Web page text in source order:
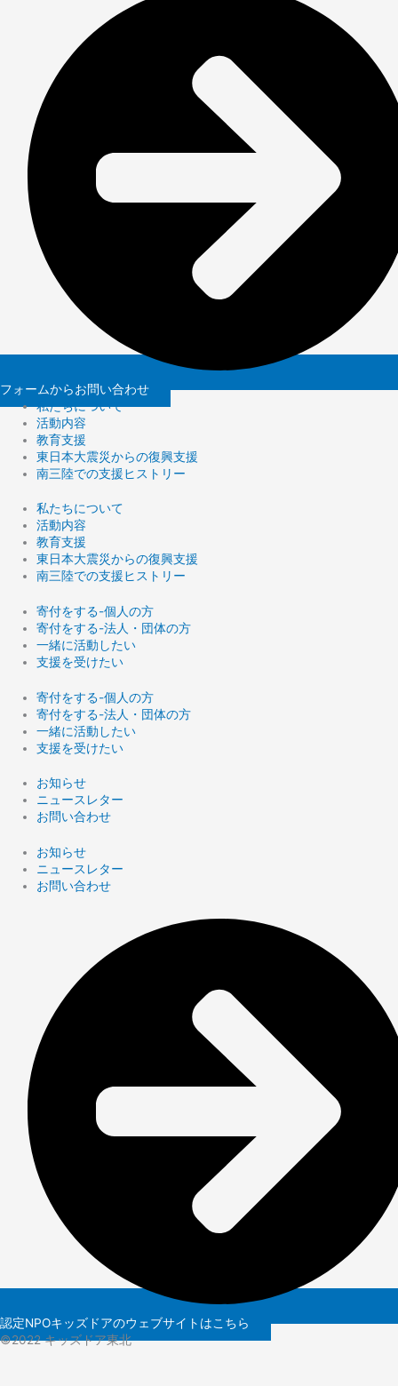
フォームからお問い合わせ
私たちについて
活動内容
教育支援
東日本大震災からの復興支援
南三陸での支援ヒストリー
私たちについて
活動内容
教育支援
東日本大震災からの復興支援
南三陸での支援ヒストリー
寄付をする-個人の方
寄付をする-法人・団体の方
一緒に活動したい
支援を受けたい
寄付をする-個人の方
寄付をする-法人・団体の方
一緒に活動したい
支援を受けたい
お知らせ
ニュースレター
お問い合わせ
お知らせ
ニュースレター
お問い合わせ
認定NPOキッズドアのウェブサイトはこちら
©️2022 キッズドア東北